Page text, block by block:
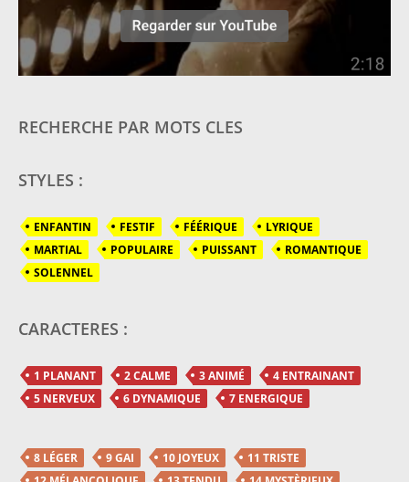
RECHERCHE PAR MOTS CLES
STYLES :
ENFANTIN FESTIF FÉÉRIQUE
LYRIQUE
MARTIAL
POPULAIRE PUISSANT
ROMANTIQUE
SOLENNEL
CARACTERES :
1 PLANANT 2 CALME 3 ANIMÉ
4 ENTRAINANT
5 NERVEUX
6 DYNAMIQUE 7 ENERGIQUE
8 LÉGER 9 GAI 10 JOYEUX
11 TRISTE